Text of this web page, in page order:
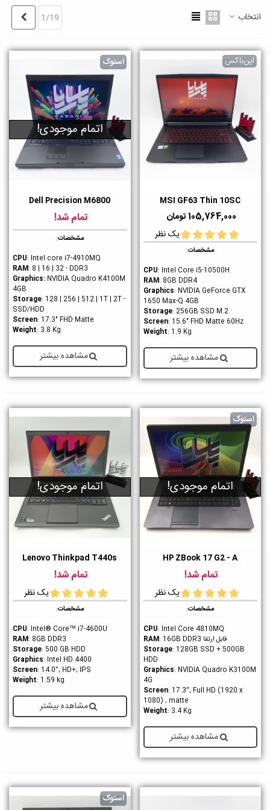
انتخاب 1/19
اپن‌باکس
MSI GF63 Thin 10SC
105,764,000 تومان
یک نظر
مشخصات:
CPU: Intel Core i5-10500H
RAM: 8GB DDR4
Graphics: NVIDIA GeForce GTX
1650 Max-Q 4GB
Storage: 256GB SSD M.2
Screen: 15.6" FHD Matte 60Hz
Weight: 1.9 Kg
مشاهده بیشتر
استوک
اتمام موجودی!
Dell Precision M6800
تمام شد!
مشخصات:
CPU: Intel core i7-4910MQ
RAM: 8 | 16 | 32 - DDR3
Graphics: NVIDIA Quadro K4100M
4GB
Storage: 128 | 256 | 512 | 1T | 2T -
SSD/HDD
Screen: 17.3" FHD Matte
Weight: 3.8 Kg
مشاهده بیشتر
استوک
اتمام موجودی!
HP ZBook 17 G2 - A
تمام شد!
یک نظر
مشخصات:
CPU: Intel Core 4810MQ
قابل ارتقا : 16GB DDR3
Storage: 128GB SSD + 500GB
HDD
Graphics: NVIDIA Quadro K3100M
4G
Screen: 17.3”, Full HD (1920 x
1080) , matte
Weight: 3.4 Kg
مشاهده بیشتر
اتمام موجودی!
Lenovo Thinkpad T440s
تمام شد!
یک نظر
مشخصات:
CPU: Intel® Core™ i7-4600U
RAM: 8GB DDR3
Storage: 500 GB HDD
Graphics: Intel HD 4400
Screen: 14.0”, HD+, IPS
Weight: 1.59 kg
مشاهده بیشتر
استوک